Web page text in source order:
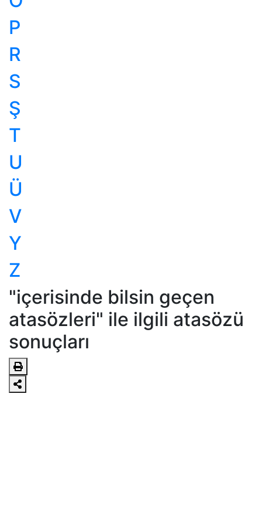
P
R
S
Ş
T
U
Ü
V
Y
Z
"içerisinde bilsin geçen
atasözleri" ile ilgili atasözü
sonuçları